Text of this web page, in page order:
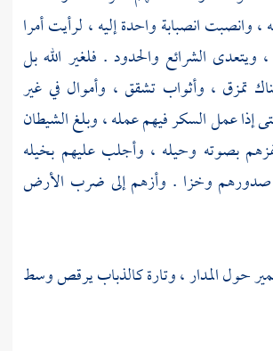
، وانصبت انصبابة واحدة إليه ، لرأيت أمرا
ويتعدى الشرائع والحدود . فلغير الله بل
تمزق ، وأثواب تشقق ، وأموال في غير
إذا عمل السكر فيهم عمله ، وبلغ الشيطان
بصوته وحيله ، وأجلب عليهم بخيله
وخزا . وأزهم إلى ضرب الأرض
حول المدار ، وتارة كالذباب يرقص وسط